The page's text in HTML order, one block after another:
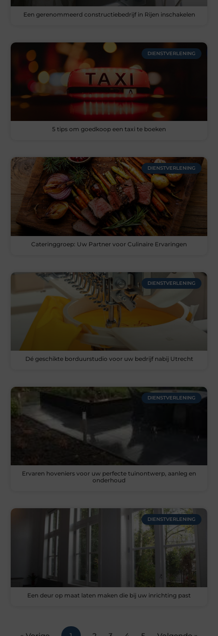
Een gerenommeerd constructiebedrijf in Rijen inschakelen
DIENSTVERLENING
5 tips om goedkoop een taxi te boeken
DIENSTVERLENING
Cateringgroep: Uw Partner voor Culinaire Ervaringen
DIENSTVERLENING
Dé geschikte borduurstudio voor uw bedrijf nabij Utrecht
DIENSTVERLENING
Ervaren hoveniers voor uw perfecte tuinontwerp, aanleg en
onderhoud
DIENSTVERLENING
Een deur op maat laten maken die bij uw inrichting past